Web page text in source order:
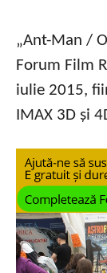
„Ant-Man /
Forum Film
iulie 2015,
IMAX 3D și